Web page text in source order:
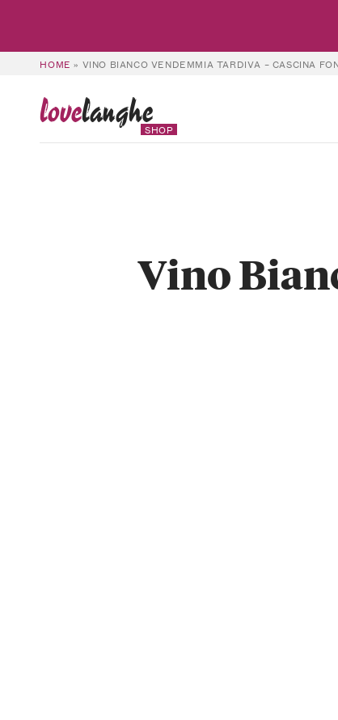
HOME » VINO BIANCO VENDEMMIA TARDIVA – CASCINA
lovelanghe
SHOP
Vino